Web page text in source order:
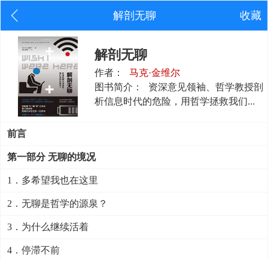
解剖无聊 收藏
解剖无聊
作者：
马克·金维尔
图书简介：
资深意见领袖、哲学教授剖
析信息时代的危险，用哲学拯救我们...
前言
第一部分 无聊的境况
1．多希望我也在这里
2．无聊是哲学的源泉？
3．为什么继续活着
4．停滞不前